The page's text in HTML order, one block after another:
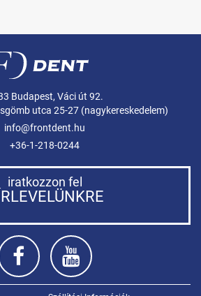
Budapest, Váci út 92.
utca 25-27 (nagykereskedelem)
info@frontdent.hu
+36-1-218-0244
iratkozzon fel